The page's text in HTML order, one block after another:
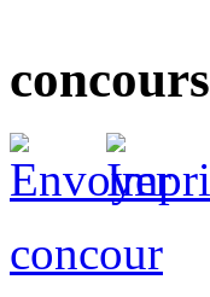
concours
concour